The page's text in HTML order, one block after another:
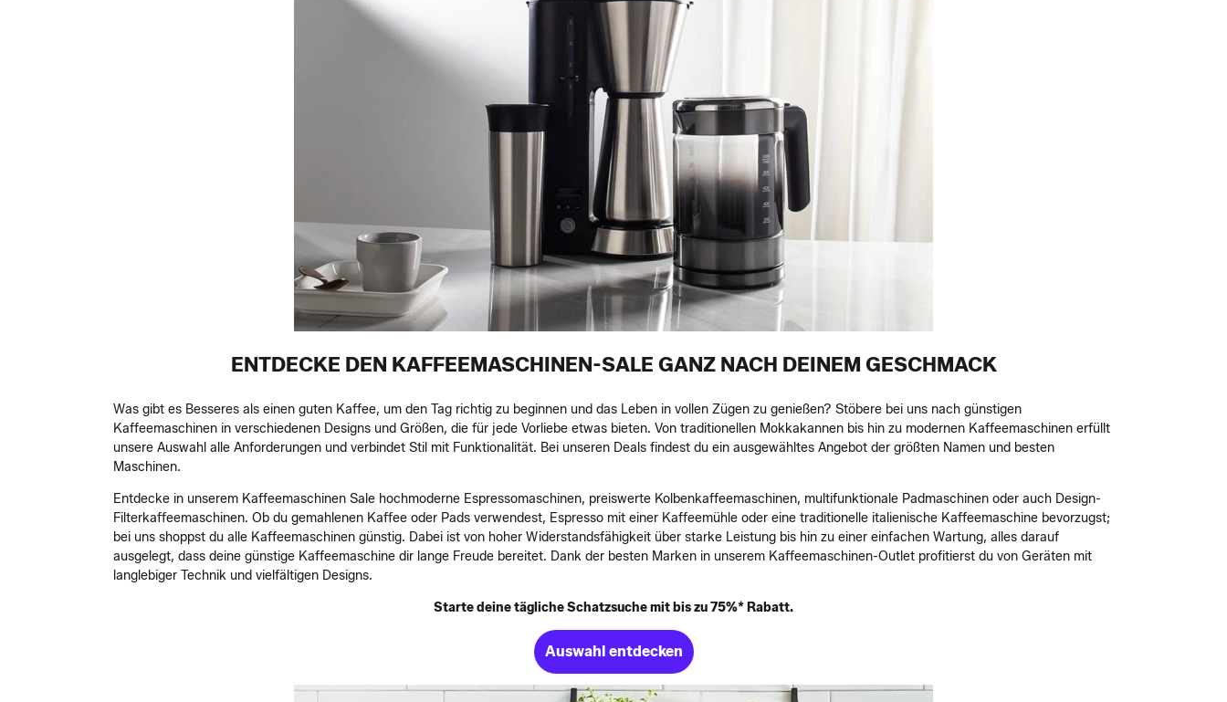
ENTDECKE DEN KAFFEEMASCHINEN-SALE GANZ NACH DEINEM GESCHMACK
Was gibt es Besseres als einen guten Kaffee, um den Tag richtig zu beginnen und das Leben in vollen Zügen zu genießen? Stöbere bei uns nach günstigen
Kaffeemaschinen in verschiedenen Designs und Größen, die für jede Vorliebe etwas bieten. Von traditionellen Mokkakannen bis hin zu modernen Kaffeemaschinen erfüllt
unsere Auswahl alle Anforderungen und verbindet Stil mit Funktionalität. Bei unseren Deals findest du ein ausgewähltes Angebot der größten Namen und besten
Maschinen.
Entdecke in unserem Kaffeemaschinen Sale hochmoderne Espressomaschinen, preiswerte Kolbenkaffeemaschinen, multifunktionale Padmaschinen oder auch Design-
Filterkaffeemaschinen. Ob du gemahlenen Kaffee oder Pads verwendest, Espresso mit einer Kaffeemühle oder eine traditionelle italienische Kaffeemaschine bevorzugst;
bei uns shoppst du alle Kaffeemaschinen günstig. Dabei ist von hoher Widerstandsfähigkeit über starke Leistung bis hin zu einer einfachen Wartung, alles darauf
ausgelegt, dass deine günstige Kaffeemaschine dir lange Freude bereitet. Dank der besten Marken in unserem Kaffeemaschinen-Outlet profitierst du von Geräten mit
langlebiger Technik und vielfältigen Designs.
Starte deine tägliche Schatzsuche mit bis zu 75%* Rabatt.
Auswahl entdecken